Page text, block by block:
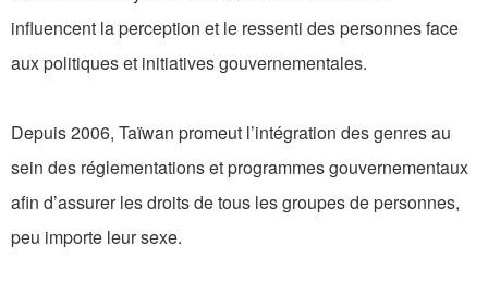
influencent la perception et le ressenti des personnes face
aux politiques et initiatives gouvernementales.
Depuis 2006, Taïwan promeut l’intégration des genres au
sein des réglementations et programmes gouvernementaux
afin d’assurer les droits de tous les groupes de personnes,
peu importe leur sexe.